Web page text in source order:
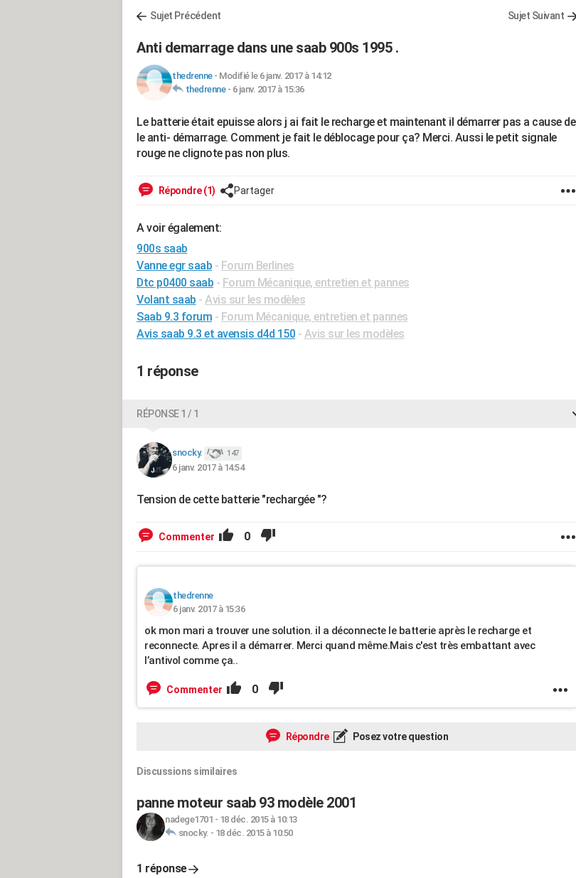
Sujet Précédent Sujet Suivant
Anti demarrage dans une saab 900s 1995 .
thedrenne- Modifié le 6 janv. 2017 à 14:12
thedrenne- 6 janv. 2017 à 15:36
Le batterie était epuisse alors j ai fait le recharge et maintenant il démarrer pas a cause de
le anti- démarrage. Comment je fait le déblocage pour ça? Merci. Aussi le petit signale
rouge ne clignote pas non plus.
Répondre (1) Partager
A voir également:
900s saab
Vanne egr saab - Forum Berlines
Dtc p0400 saab - Forum Mécanique, entretien et pannes
Volant saab - Avis sur les modèles
Saab 9.3 forum - Forum Mécanique, entretien et pannes
Avis saab 9.3 et avensis d4d 150 - Avis sur les modèles
1 réponse
RÉPONSE 1 / 1
snocky. 147
6 janv. 2017 à 14:54
Tension de cette batterie "rechargée "?
Commenter 0
thedrenne
6 janv. 2017 à 15:36
ok mon mari a trouver une solution. il a déconnecte le batterie après le recharge et
reconnecte. Apres il a démarrer. Merci quand même.Mais c'est très embattant avec
l’antivol comme ça..
Commenter 0
Répondre Posez votre question
Discussions similaires
panne moteur saab 93 modèle 2001
nadege1701 - 18 déc. 2015 à 10:13
snocky. - 18 déc. 2015 à 10:50
1 réponse